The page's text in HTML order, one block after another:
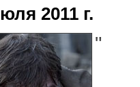
2011 г.
"